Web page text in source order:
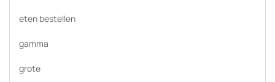
eten bestellen
gamma
grote